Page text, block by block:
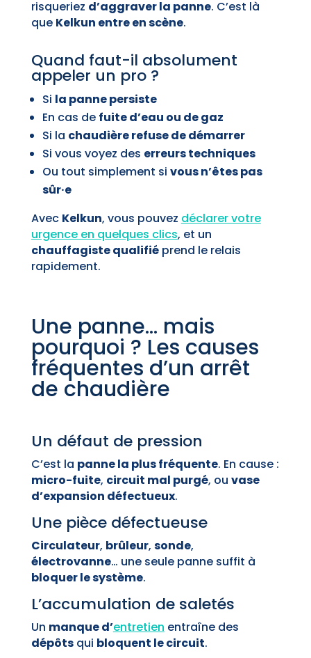
risqueriez d’aggraver la panne. C’est là
que Kelkun entre en scène.
Quand faut-il absolument
appeler un pro ?
Si la panne persiste
En cas de fuite d’eau ou de gaz
Si la chaudière refuse de démarrer
Si vous voyez des erreurs techniques
Ou tout simplement si vous n’êtes pas
sûr·e
Avec Kelkun, vous pouvez déclarer votre
urgence en quelques clics, et un
chauffagiste qualifiéprend le relais
rapidement.
Une panne… mais
pourquoi ? Les causes
fréquentes d’un arrêt
de chaudière
Un défaut de pression
C’est la panne la plus fréquente. En cause :
micro-fuite, circuit mal purgé, ou vase
d’expansion défectueux.
Une pièce défectueuse
Circulateur, brûleur, sonde,
électrovanne… une seule panne suffit à
bloquer le système.
L’accumulation de saletés
Un manque d’entretien entraîne des
dépôtsqui bloquent le circuit.